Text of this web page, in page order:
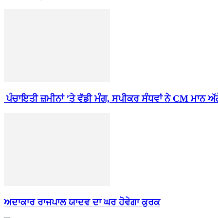
ਪੰਚਾਇਤੀ ਜ਼ਮੀਨਾਂ ’ਤੇ ਵੱਡੀ ਮੰਗ, ਸਪੀਕਰ ਸੰਧਵਾਂ ਨੇ CM ਮਾਨ
ਅਦਾਕਾਰ ਰਾਜਪਾਲ ਯਾਦਵ ਦਾ ਘਰ ਹੋਵੇਗਾ ਕੁਰਕ